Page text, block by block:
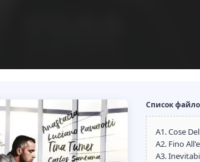
Список
A1. Cose
A2. Fino
A3.